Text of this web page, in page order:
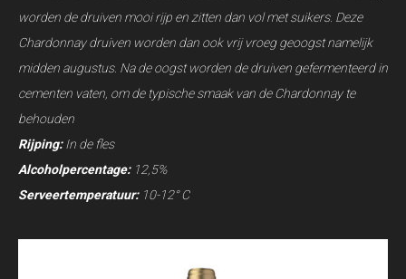
worden de druiven mooi rijp en zitten dan vol met suikers. Deze
Chardonnay druiven worden dan ook vrij vroeg geoogst namelijk
midden augustus. Na de oogst worden de druiven gefermenteerd in
cementen vaten, om de typische smaak van de Chardonnay te
behouden
Rijping:In de fles
Alcoholpercentage:12,5%
Serveertemperatuur:10-12° C